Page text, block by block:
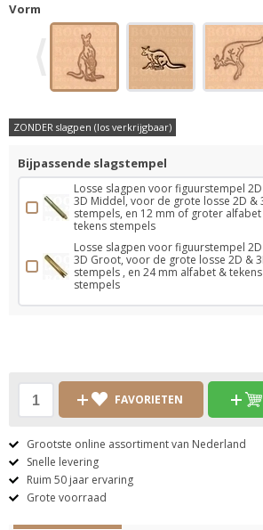
Vorm
ZONDER slagpen (los verkrijgbaar)
Bijpassende slagstempel
Losse slagpen voor figuurstempel
3D Middel, voor de grote losse 2D &
stempels, en 12 mm of groter
tekens stempels
Losse slagpen voor figuurstempel
3D Groot, voor de grote losse 2D &
stempels , en 24 mm alfabet & tekens
stempels
FAVORIETEN
Grootste online assortiment van Nederland
Snelle levering
Ruim 50 jaar ervaring
Grote voorraad